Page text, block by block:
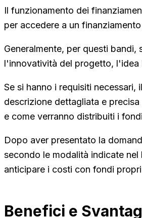
Il funzionamento dei
per accedere a un
Generalmente, per questi
l'innovatività del progetto, l'idea
Se si hanno i requisiti
descrizione dettagliata e
e come verranno distribuiti i
Dopo aver presentato la
secondo le modalità indicate
anticipare i costi con fondi
Benefici e